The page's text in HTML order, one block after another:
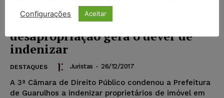
Desistência em ação de
desapropriação gera o dever de
indenizar
DESTAQUES Juristas - 26/12/2017
A 3ª Câmara de Direito Público condenou a Prefeitura
de Guarulhos a indenizar proprietários de imóvel em
Configurações Aceitar